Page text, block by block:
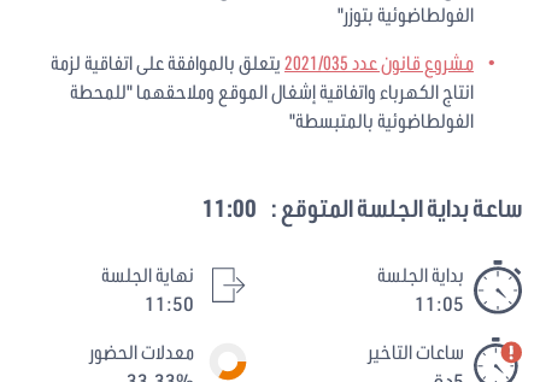
الفولطاضوئية بتوزر"
مشروع قانون عدد 2021/035
يتعلق بالموافقة على اتفاقية لزمة
انتاج الكهرباء واتفاقية إشغال الموقع وملاحقهما "للمحطة
الفولطاضوئية بالمتبسطة"
ساعة بداية الجلسة المتوقع : 11:00
بداية الجلسة
11:05
نهاية الجلسة
11:50
ساعات التاخير
معدلات الحضور